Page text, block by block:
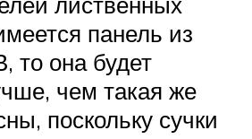
панель из
то она будет
чем такая же
поскольку сучки